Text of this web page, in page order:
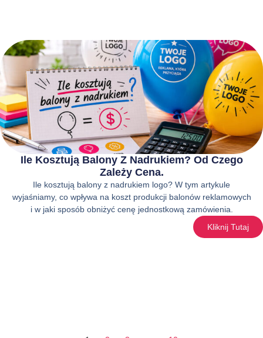
Ile Kosztują Balony Z Nadrukiem? Od Czego
Zależy Cena.
Ile kosztują balony z nadrukiem logo? W tym artykule
wyjaśniamy, co wpływa na koszt produkcji balonów reklamowych
i w jaki sposób obniżyć cenę jednostkową zamówienia.
Kliknij Tutaj